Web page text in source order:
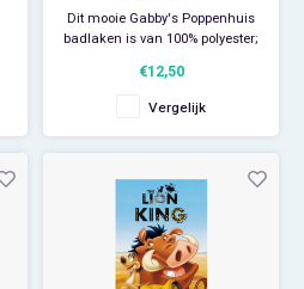
Sneldrogend
Dit mooie Gabby's Poppenhuis
badlaken is van 100% polyester;
De Gabby's Dollhouse
handdoek is ideaal voor
thuisgebruik of bij de zwemles
maar ook groot genoeg om
als je een dagje naar zee gaat.
Op het badlaken ee
€12,50
Vergelijk